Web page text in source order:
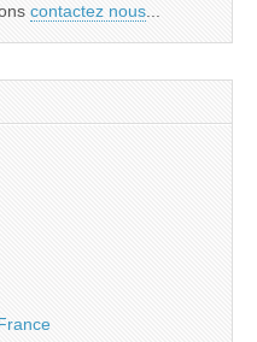
contactez nous...